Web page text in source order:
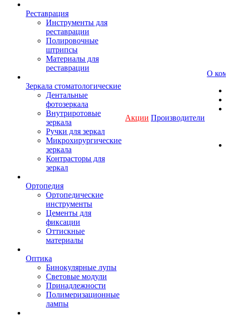
Реставрация
Инструменты для
реставрации
Полировочные
штрипсы
Материалы для
реставрации
Зеркала стоматологические
Дентальные
фотозеркала
Внутриротовые
зеркала
Ручки для зеркал
Микрохирургические
зеркала
Контрасторы для
зеркал
Ортопедия
Ортопедические
инструменты
Цементы для
фиксации
Оттискные
материалы
Оптика
Бинокулярные лупы
Световые модули
Принадлежности
Полимеризационные
лампы
Акции Производители
О